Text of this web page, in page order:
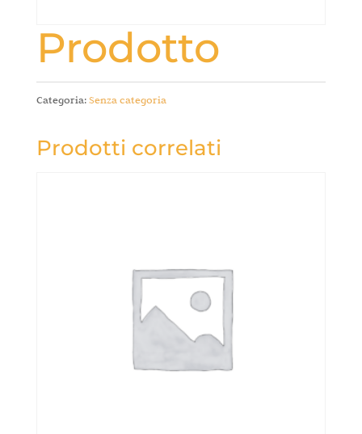
Prodotto
Categoria:Senza categoria
Prodotti correlati